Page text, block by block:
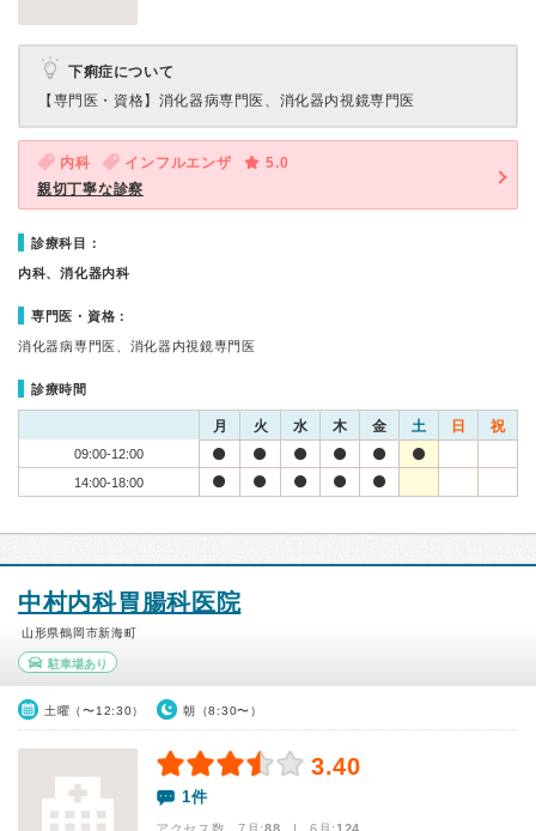
下痢症について
【専門医・資格】 消化器病専門医、消化器内視鏡専門医
内科 インフルエンザ
5.0
親切丁寧な診察
診療科目：
内科、消化器内科
専門医・資格：
消化器病専門医、消化器内視鏡専門医
診療時間
月 火 水 木 金 土 日 祝
09:00-12:00
14:00-18:00
中村内科胃腸科医院
山形県鶴岡市新海町
駐車場あり
土曜（〜12:30） 朝（8:30〜）
3.40
1件